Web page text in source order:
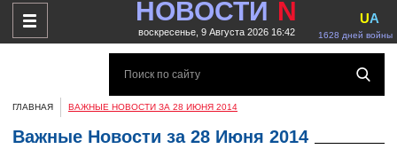
НОВОСТИ N
воскресенье, 9 Августа 2026 16:42 1628 дней войны
UA
ГЛАВНАЯ ВАЖНЫЕ НОВОСТИ ЗА 28 ИЮНЯ 2014
Важные Новости за 28 Июня 2014